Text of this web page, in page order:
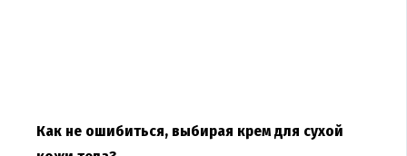
Как не ошибиться, выбирая крем для сухой